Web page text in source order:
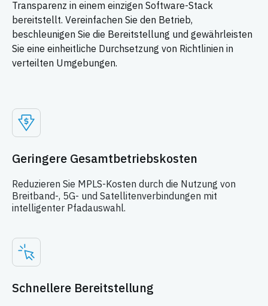
Transparenz in einem einzigen Software-Stack
bereitstellt. Vereinfachen Sie den Betrieb,
beschleunigen Sie die Bereitstellung und gewährleisten
Sie eine einheitliche Durchsetzung von Richtlinien in
verteilten Umgebungen.
Geringere Gesamtbetriebskosten
Reduzieren Sie MPLS-Kosten durch die Nutzung von
Breitband-, 5G- und Satellitenverbindungen mit
intelligenter Pfadauswahl.
Schnellere Bereitstellung